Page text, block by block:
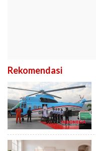
Rekomendasi